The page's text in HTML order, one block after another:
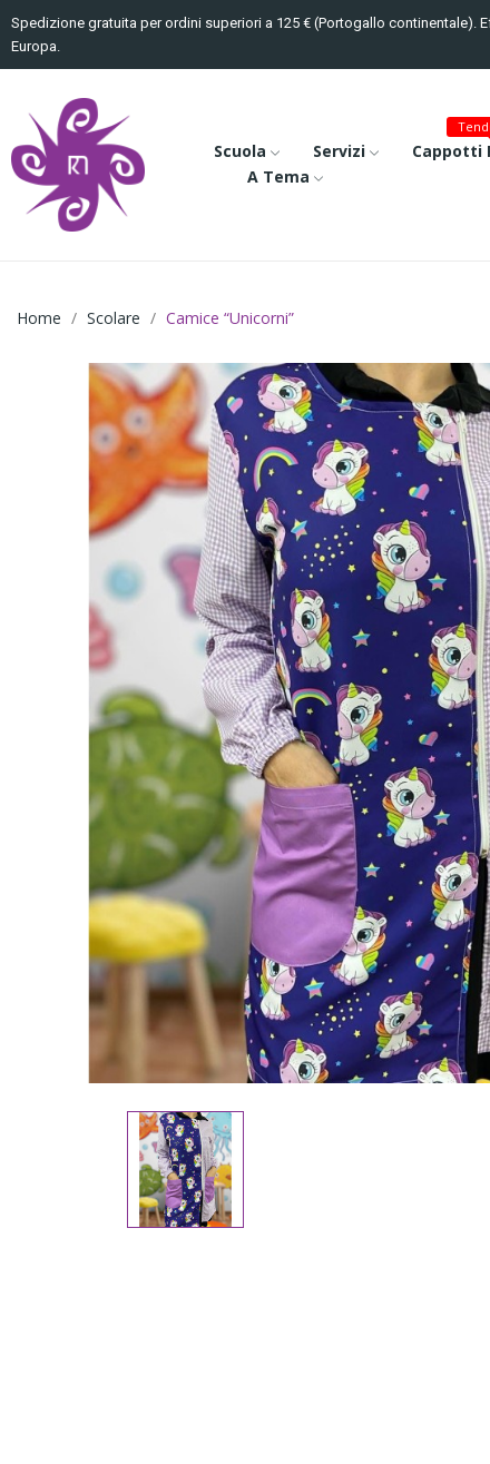
Spedizione gratuita per ordini superiori a 125 € (Portogallo continentale).
Europa.
Scuola Servizi Cappotti
A Tema
Home Scolare Camice “Unicorni”